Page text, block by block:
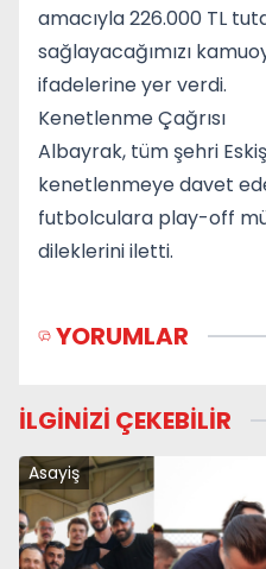
amacıyla 226.000 TL
sağlayacağımızı
ifadelerine yer verdi.
Kenetlenme Çağrısı
Albayrak, tüm şehri
kenetlenmeye davet
futbolculara play-off
dileklerini iletti.
YORUMLAR
İLGİNİZİ ÇEKEBİLİR
Asayiş